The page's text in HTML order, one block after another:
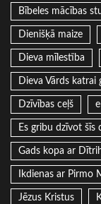
Bībeles mācības
Dienišķā maize
Dieva mīlestība
Dieva Vārds katrai
Dzīvības ceļš
Es gribu dzīvot šīs
Gads kopa ar
Ikdienas ar Pirmo
Jēzus Kristus